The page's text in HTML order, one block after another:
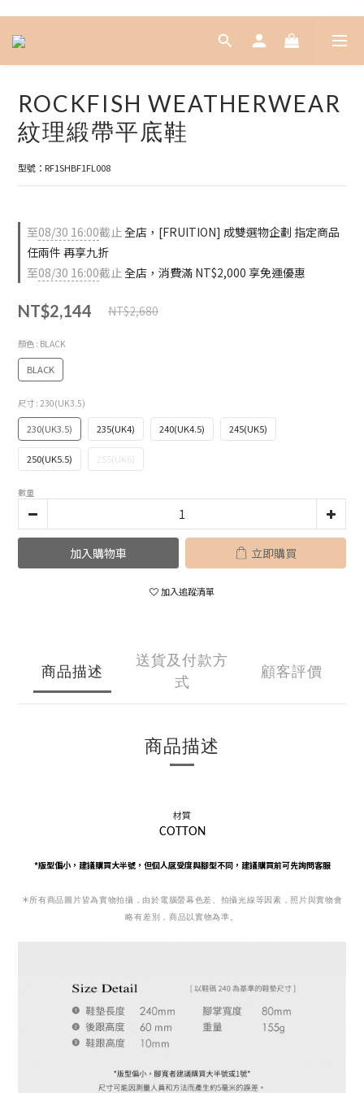
ROCKFISH WEATHERWEAR
紋理緞帶平底鞋
型號：RF1SHBF1FL008
至08/30 16:00截止全店，[FRUITION] 成雙選物企劃 指定商品
任兩件 再享九折
至08/30 16:00截止全店，消費滿 NT$2,000 享免運優惠
NT$2,144 NT$2,680
顏色 : BLACK
BLACK
尺寸 : 230(UK3.5)
230(UK3.5) 235(UK4) 240(UK4.5) 245(UK5)
250(UK5.5) 255(UK6)
數量
加入購物車 立即購買
加入追蹤清單
商品描述
送貨及付款方
式
顧客評價
商品描述
材質
COTTON
*版型偏小， 建議購買大半號， 但個人感受度與腳型不同，建議購買前可先詢問客服
＊所有商品圖片皆為實物拍攝，由於電腦螢幕色差、拍攝光線等因素，照片與實物會
略有差別，商品以實物為準。